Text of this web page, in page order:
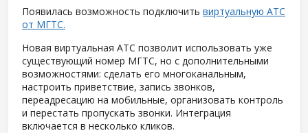
Появилась возможность подключить виртуальную АТС
от МГТС.
Новая виртуальная АТС позволит использовать уже
существующий номер МГТС, но с дополнительными
возможностями: сделать его многоканальным,
настроить приветствие, запись звонков,
переадресацию на мобильные, организовать контроль
и перестать пропускать звонки. Интеграция
включается в несколько кликов.